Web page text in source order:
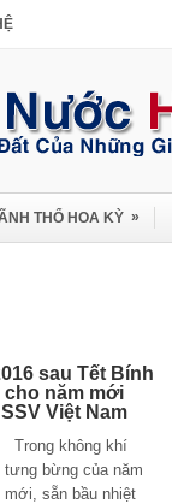
THỔ HOA KỲ »
sau Tết Bính
cho năm mới
Việt Nam
Trong không khí
tưng bừng của năm
mới, sẵn bầu nhiệt